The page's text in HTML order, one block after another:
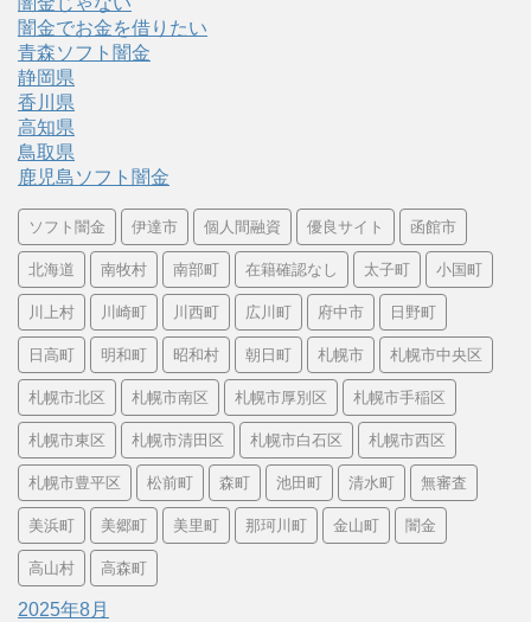
闇金でお金を借りたい
青森ソフト闇金
静岡県
香川県
高知県
鳥取県
鹿児島ソフト闇金
ソフト闇金 伊達市 個人間融資 優良サイト 函館市
北海道 南牧村 南部町 在籍確認なし 太子町 小国町
川上村 川崎町 川西町 広川町 府中市 日野町
日高町 明和町 昭和村 朝日町 札幌市 札幌市中央区
札幌市北区 札幌市南区 札幌市厚別区 札幌市手稲区
札幌市東区 札幌市清田区 札幌市白石区 札幌市西区
札幌市豊平区 松前町 森町 池田町 清水町 無審査
美浜町 美郷町 美里町 那珂川町 金山町 闇金
高山村 高森町
2025年8月